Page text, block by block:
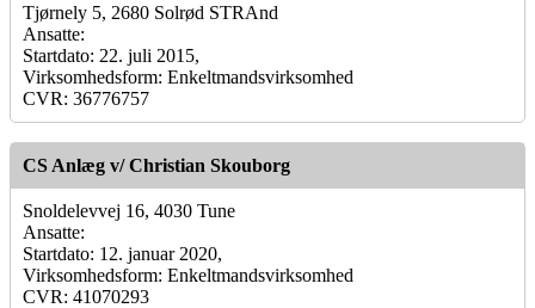
Tjørnely 5, 2680 Solrød STRAnd
Ansatte:
Startdato: 22. juli 2015,
Virksomhedsform: Enkeltmandsvirksomhed
CVR: 36776757
CS Anlæg v/ Christian Skouborg
Snoldelevvej 16, 4030 Tune
Ansatte:
Startdato: 12. januar 2020,
Virksomhedsform: Enkeltmandsvirksomhed
CVR: 41070293